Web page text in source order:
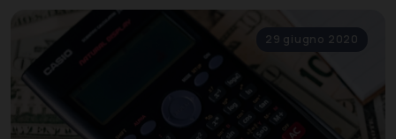
29 giugno 2020